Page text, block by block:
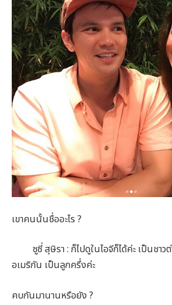
เขาคนนั้นชื่ออะไร ?
ซูซี่ สุษิรา : ก็ไปดูในไอจีก็ได้ค่ะ เป็นชาว
อเมริกัน เป็นลูกครึ่งค่ะ
คบกันมานานหรือยัง ?